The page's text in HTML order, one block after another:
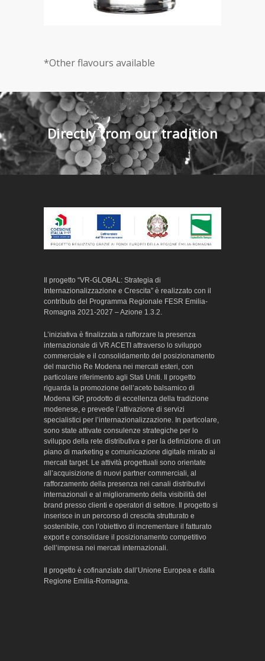
*Other flavours available
Directly from our tradition
Il progetto “VR-GLOBAL: Strategia di
Internazionalizzazione e Crescita” è realizzato con il
contributo del Programma Regionale FESR Emilia-
Romagna 2021-2027 – Azione 1.3.2.
L’iniziativa è finalizzata a rafforzare la presenza
internazionale di VR ACETI attraverso lo sviluppo
commerciale e il consolidamento del posizionamento
del marchio Re Modena nei mercati esteri, con
particolare riferimento agli Stati Uniti. Il progetto
riguarda la promozione dell’aceto balsamico di
Modena IGP, prodotto di eccellenza della tradizione
modenese, e prevede l’attivazione di servizi
specialistici per l’internazionalizzazione. In particolare,
sono state attivate consulenze strategiche per lo
sviluppo della rete distributiva e per la definizione di un
piano di marketing e comunicazione digitale mirato ai
mercati target. Le attività progettuali sono orientate
all’acquisizione di nuovi partner commerciali, al
rafforzamento della presenza nei canali distributivi
internazionali e al miglioramento della visibilità del
brand presso clienti e operatori di settore. Il progetto si
inserisce in un percorso di crescita strutturato e
sostenibile, con l’obiettivo di incrementare il fatturato
export e consolidare il posizionamento competitivo
dell’impresa nei mercati internazionali.
Il progetto è cofinanziato dall’Unione Europea e dalla
Regione Emilia-Romagna.